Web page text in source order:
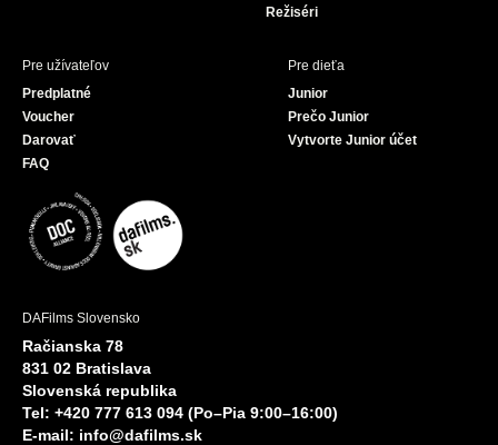
Režiséri
Pre užívateľov
Predplatné
Voucher
Darovať
FAQ
Pre dieťa
Junior
Prečo Junior
Vytvorte Junior účet
DAFilms Slovensko
Račianska 78
831 02 Bratislava
Slovenská republika
Tel: +420 777 613 094 (Po–Pia 9:00–16:00)
E-mail: info@dafilms.sk